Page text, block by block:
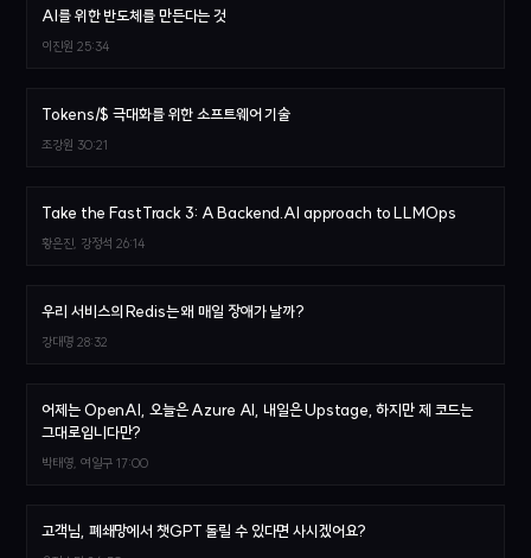
AI를 위한 반도체를 만든다는 것
이진원 25:34
Tokens/$ 극대화를 위한 소프트웨어 기술
조강원 30:21
Take the FastTrack 3: A Backend.AI approach to LLMOps
황은진, 강정석 26:14
우리 서비스의 Redis는 왜 매일 장애가 날까?
강대명 28:32
어제는 OpenAI, 오늘은 Azure AI, 내일은 Upstage, 하지만 제 코드는
그대로입니다만?
박태영, 여일구 17:00
고객님, 폐쇄망에서 챗GPT 돌릴 수 있다면 사시겠어요?